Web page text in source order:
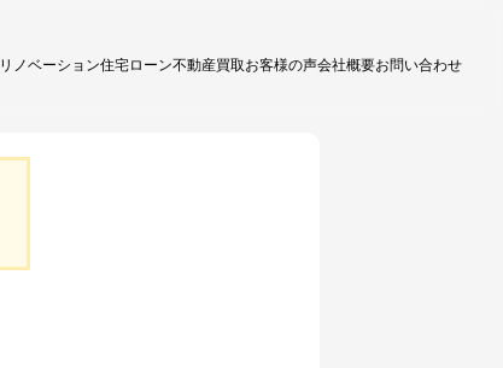
リノベーション住宅ローン不動産買取お客様の声会社概要お問い合わせ